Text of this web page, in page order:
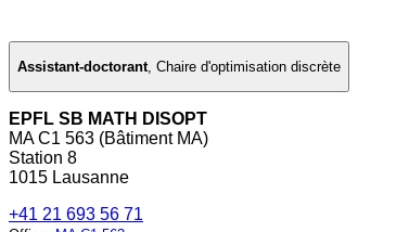
Assistant-doctorant, Chaire d'optimisation discrète
EPFL SB MATH DISOPT
MA C1 563 (Bâtiment MA)
Station 8
1015 Lausanne
+41 21 693 56 71